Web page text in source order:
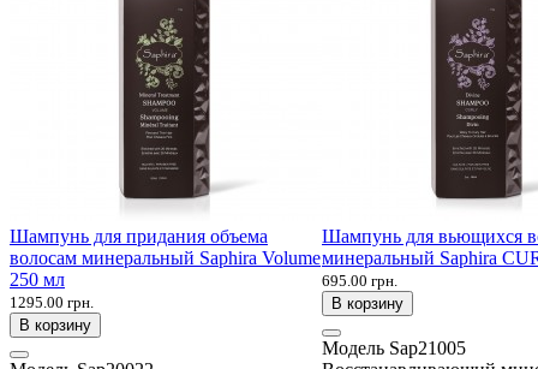
Шампунь для придания объема
волосам минеральный Saphira Volume
250 мл
1295.00 грн.
В корзину
Шампунь для вьющихся
минеральный Saphira
695.00 грн.
В корзину
Модель Sap21005